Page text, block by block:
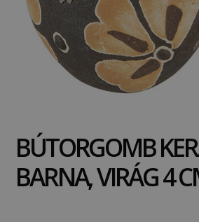
BÚTORGOMB
BARNA, VIRÁG 4